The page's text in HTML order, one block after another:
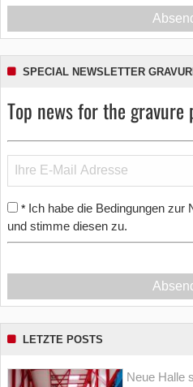
SPECIAL NEWSLETTER
Top news for the
* Ich habe die Bedingungen zur
und stimme diesen zu.
LETZTE POSTS
Neue Halle